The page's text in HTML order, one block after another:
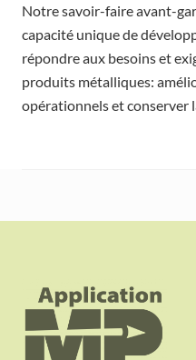
Notre savoir-faire avant-
capacité unique de
répondre aux besoins et
produits métalliques:
opérationnels et conserver